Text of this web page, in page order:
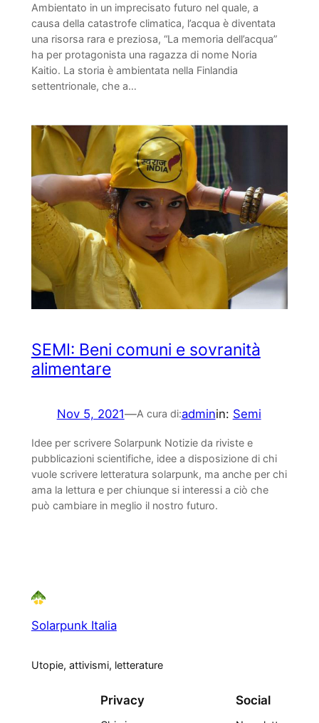
Ambientato in un imprecisato futuro nel quale, a
causa della catastrofe climatica, l’acqua è diventata
una risorsa rara e preziosa, “La memoria dell’acqua”
ha per protagonista una ragazza di nome Noria
Kaitio. La storia è ambientata nella Finlandia
settentrionale, che a…
SEMI: Beni comuni e sovranità
alimentare
Nov 5, 2021—A cura di:adminin: Semi
Idee per scrivere Solarpunk Notizie da riviste e
pubblicazioni scientifiche, idee a disposizione di chi
vuole scrivere letteratura solarpunk, ma anche per chi
ama la lettura e per chiunque si interessi a ciò che
può cambiare in meglio il nostro futuro.
Solarpunk Italia
Utopie, attivismi, letterature
Privacy Social